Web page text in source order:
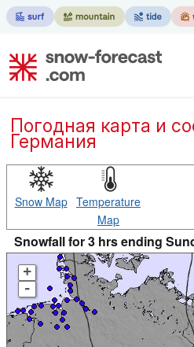
Погодная карта и состояние снега в
Германия
Snow Map Temperature
Map
Snowfall for 3 hrs ending
+
-